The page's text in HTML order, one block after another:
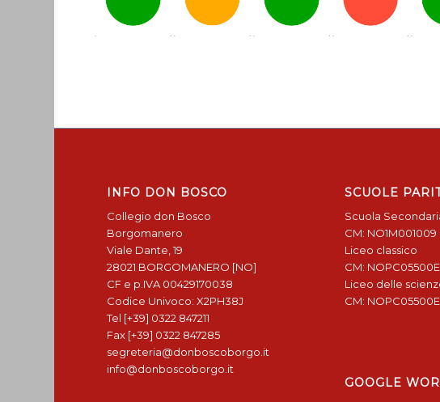
INFO DON BOSCO
Collegio don Bosco
Borgomanero
Viale Dante, 19
28021 BORGOMANERO [NO]
CF e p.IVA 00429170038
Codice Univoco: X2PH38J
Tel [+39] 0322 847211
Fax [+39] 0322 847285
segreteria@donboscoborgo.it
info@donboscoborgo.it
SCUOLE
Scuola
CM: NO1M001009
Liceo classico
CM: NOPC05500E
Liceo delle
CM: NOPC05500E
GOOGLE